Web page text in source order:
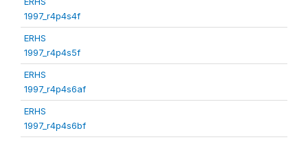
1997_r4p4s4f
ERHS
1997_r4p4s5f
ERHS
1997_r4p4s6af
ERHS
1997_r4p4s6bf